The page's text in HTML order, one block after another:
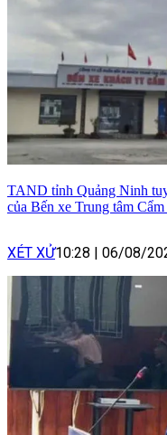
TAND tỉnh Quảng Ninh
của Bến xe Trung tâm Cẩm
XÉT XỬ10:28 | 06/08/